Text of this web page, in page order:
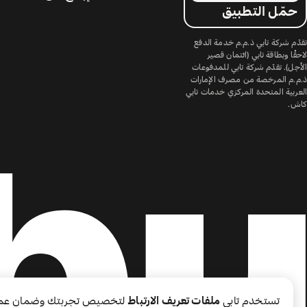
حمّل التطبيق
تقدّم شركة تابي ذ.م.م خدمة الدفع
لاحقًا وبطاقة تابي (ائتمان قصير
الأجل). تقدّم شركة تابي للمدفوعات
ذ.م.م المرخصة من مصرف الإمارات
العربية المتحدة المركزي خدمات تابي
كاش.
تستخدم تابي ملفات تعريف الارتباطلتخصيص تجربتك وضمان